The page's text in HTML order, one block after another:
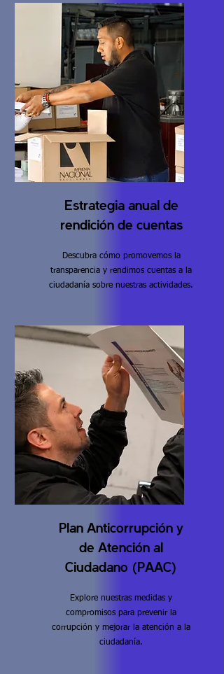
Estrategia anual de
rendición de cuentas
Descubra cómo promovemos la
transparencia y rendimos cuentas a la
ciudadanía sobre nuestras actividades.
Plan Anticorrupción y
de Atención al
Ciudadano (PAAC)
Explore nuestras medidas y
compromisos para prevenir la
corrupción y mejorar la atención a la
ciudadanía.